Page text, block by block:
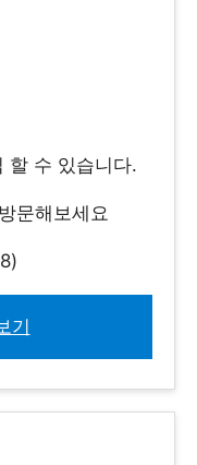
할 수 있습니다.
문해보세요
기